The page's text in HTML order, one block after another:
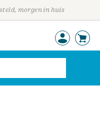
morgen in huis